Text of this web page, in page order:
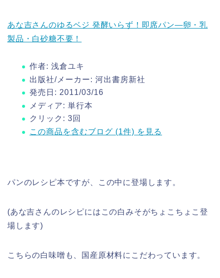
あな吉さんのゆるベジ 発酵いらず！即席パン—卵・乳
製品・白砂糖不要！
作者: 浅倉ユキ
出版社/メーカー: 河出書房新社
発売日: 2011/03/16
メディア: 単行本
クリック : 3回
この商品を含むブログ (1件) を見る
パンのレシピ本ですが、この中に登場します。
(あな吉さんのレシピにはこの白みそがちょこちょこ登
場します)
こちらの白味噌も、国産原材料にこだわっています。